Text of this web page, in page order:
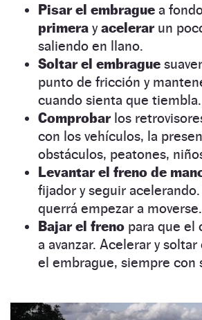
Pisar el embrague a
primera yacelerar un
saliendo en llano.
Soltar el embrague
punto de fricción y
cuando sienta que tiembla.
Comprobar los
con los vehículos, la
obstáculos, peatones,
Levantar el freno de
fijador y seguir
querrá empezar a moverse.
Bajar el freno para que el
a avanzar. Acelerar y
el embrague, siempre con